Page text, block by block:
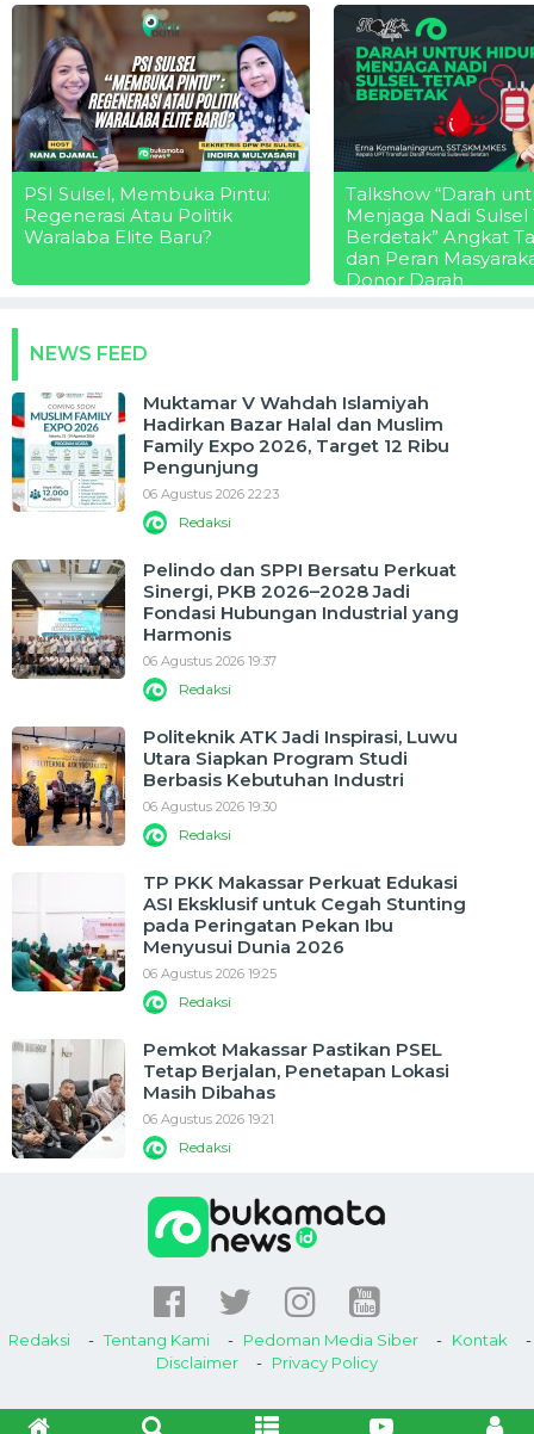
PSI Sulsel, Membuka Pintu:
Regenerasi Atau Politik
Waralaba Elite Baru?
Talkshow “Darah
Menjaga Nadi Sulsel
Berdetak” Angkat
dan Peran
Donor Darah
NEWS FEED
Muktamar V Wahdah Islamiyah
Hadirkan Bazar Halal dan Muslim
Family Expo 2026, Target 12 Ribu
Pengunjung
06 Agustus 2026 22:23
Redaksi
Pelindo dan SPPI Bersatu Perkuat
Sinergi, PKB 2026–2028 Jadi
Fondasi Hubungan Industrial yang
Harmonis
06 Agustus 2026 19:37
Redaksi
Politeknik ATK Jadi Inspirasi, Luwu
Utara Siapkan Program Studi
Berbasis Kebutuhan Industri
06 Agustus 2026 19:30
Redaksi
TP PKK Makassar Perkuat Edukasi
ASI Eksklusif untuk Cegah Stunting
pada Peringatan Pekan Ibu
Menyusui Dunia 2026
06 Agustus 2026 19:25
Redaksi
Pemkot Makassar Pastikan PSEL
Tetap Berjalan, Penetapan Lokasi
Masih Dibahas
06 Agustus 2026 19:21
Redaksi
Redaksi Tentang Kami Pedoman Media Siber
Kontak
Disclaimer
Privacy Policy